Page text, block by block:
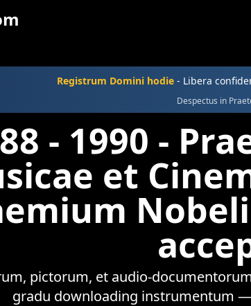
Registrum Domini hodie - Libera
Despectus in
- 1990 -
et
pictorum, et audio-
gradu downloading instrumentum